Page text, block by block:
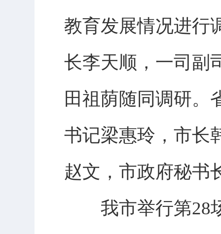
教育发展情况进行
长李天顺，一司副
田祖荫随同调研。
书记梁惠玲，市长
赵文，市政府秘书
我市举行第28场